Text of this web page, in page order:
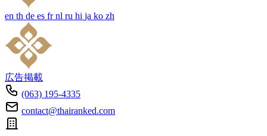
en th de es fr nl ru hi ja ko zh
広告掲載
(063) 195-4335
contact@thairanked.com